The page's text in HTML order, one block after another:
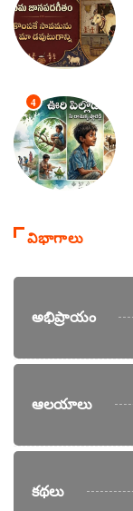
4
విభాగాలు
అభిప్రాయం
ఆలయాలు
కథలు